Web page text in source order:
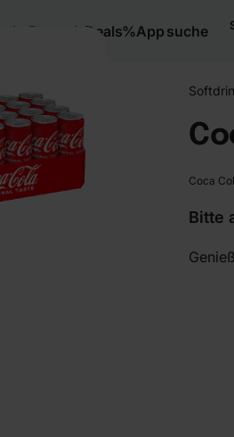
Bartools Deals%App suche
Coca
Bitte